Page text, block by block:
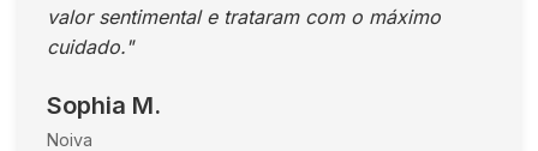
valor sentimental e trataram com o máximo
cuidado."
Sophia M.
Noiva